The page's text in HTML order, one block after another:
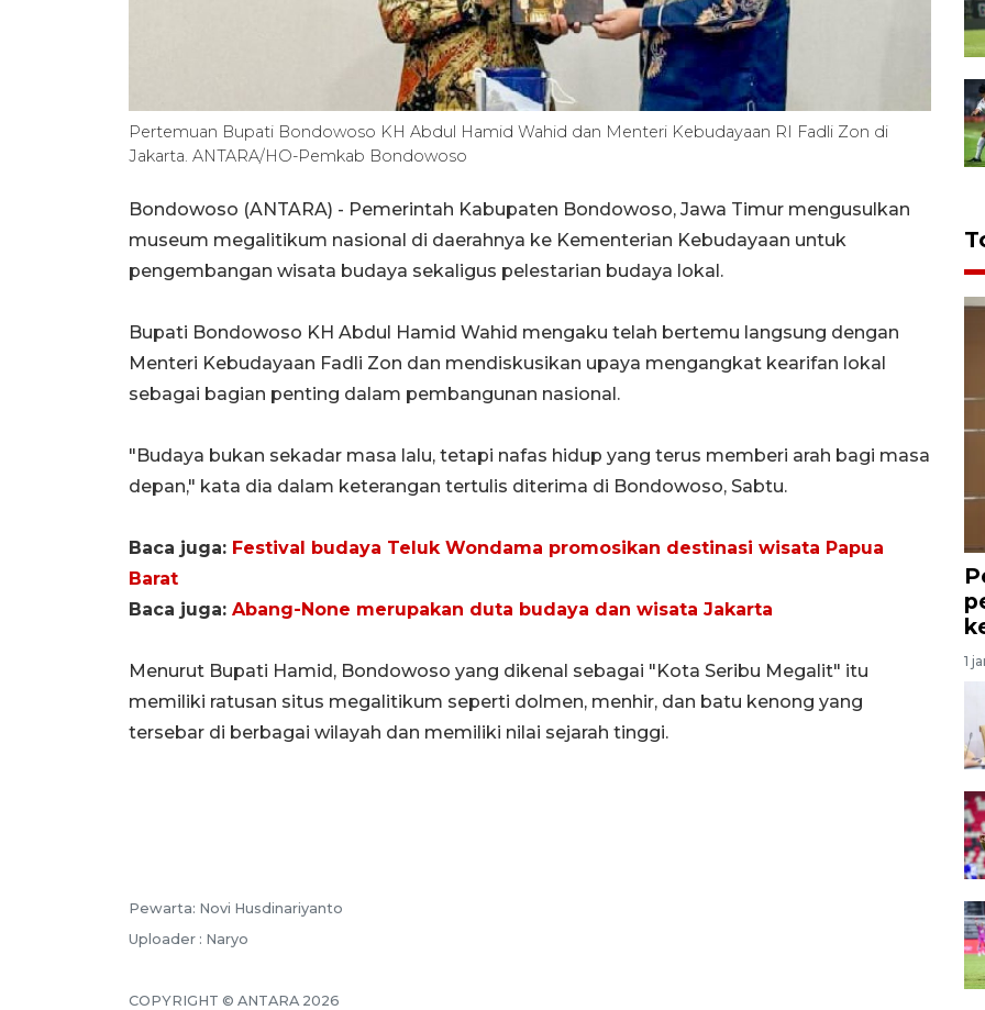
Pertemuan Bupati Bondowoso KH Abdul Hamid Wahid dan Menteri Kebudayaan RI Fadli Zon di
Jakarta. ANTARA/HO-Pemkab Bondowoso
Bondowoso (ANTARA) - Pemerintah Kabupaten Bondowoso, Jawa Timur mengusulkan
museum megalitikum nasional di daerahnya ke Kementerian Kebudayaan untuk
pengembangan wisata budaya sekaligus pelestarian budaya lokal.
Bupati Bondowoso KH Abdul Hamid Wahid mengaku telah bertemu langsung dengan
Menteri Kebudayaan Fadli Zon dan mendiskusikan upaya mengangkat kearifan lokal
sebagai bagian penting dalam pembangunan nasional.
"Budaya bukan sekadar masa lalu, tetapi nafas hidup yang terus memberi arah bagi masa
depan," kata dia dalam keterangan tertulis diterima di Bondowoso, Sabtu.
Baca juga: Festival budaya Teluk Wondama promosikan destinasi wisata Papua
Barat
Baca juga: Abang-None merupakan duta budaya dan wisata Jakarta
Menurut Bupati Hamid, Bondowoso yang dikenal sebagai "Kota Seribu Megalit" itu
memiliki ratusan situs megalitikum seperti dolmen, menhir, dan batu kenong yang
tersebar di berbagai wilayah dan memiliki nilai sejarah tinggi.
Pewarta: Novi Husdinariyanto
Uploader : Naryo
COPYRIGHT © ANTARA 2026
1